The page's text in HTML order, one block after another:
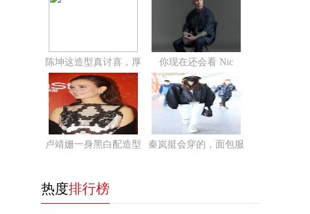
陈坤这造型真讨喜，厚 你现在还会看 Nic
卢靖姗一身黑白配造型 秦岚挺会穿的，面包服
热度排行榜